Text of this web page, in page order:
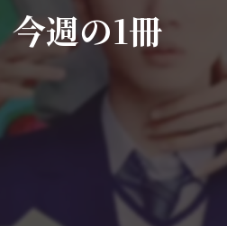
今週の1冊